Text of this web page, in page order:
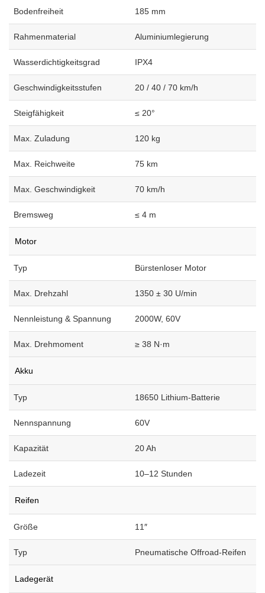
Bodenfreiheit 185 mm
Rahmenmaterial Aluminiumlegierung
Wasserdichtigkeitsgrad IPX4
Geschwindigkeitsstufen 20 / 40 / 70 km/h
Steigfähigkeit ≤ 20°
Max. Zuladung 120 kg
Max. Reichweite 75 km
Max. Geschwindigkeit 70 km/h
Bremsweg ≤ 4 m
Motor
Typ Bürstenloser Motor
Max. Drehzahl 1350 ± 30 U/min
Nennleistung & Spannung 2000W, 60V
Max. Drehmoment ≥ 38 N·m
Akku
Typ 18650 Lithium-Batterie
Nennspannung 60V
Kapazität 20 Ah
Ladezeit 10–12 Stunden
Reifen
Größe 11″
Typ Pneumatische Offroad-Reifen
Ladegerät